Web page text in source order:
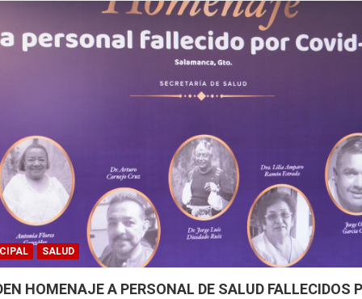
SALUD
HOMENAJE A PERSONAL DE SALUD FALLECIDOS